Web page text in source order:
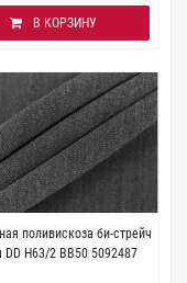
В КОРЗИНУ
поливискоза би-стрейч
DD H63/2 BB50 5092487